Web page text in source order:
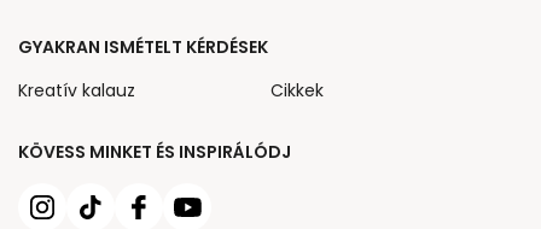
KÖVESS MINKET ÉS INSPIRÁLÓDJ
GYAKRAN ISMÉTELT KÉRDÉSEK
Kreatív kalauz
Cikkek